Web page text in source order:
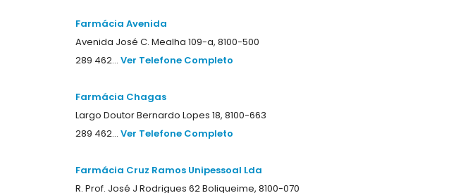
Farmácia Avenida
Avenida José C. Mealha 109-a, 8100-500
289 462... Ver Telefone Completo
Farmácia Chagas
Largo Doutor Bernardo Lopes 18, 8100-663
289 462... Ver Telefone Completo
Farmácia Cruz Ramos Unipessoal Lda
R. Prof. José J Rodrigues 62 Boliqueime, 8100-070